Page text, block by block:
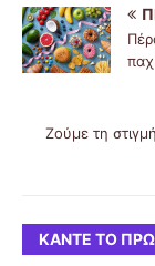
Ζούμε τη
ΚΆΝΤΕ ΤΟ